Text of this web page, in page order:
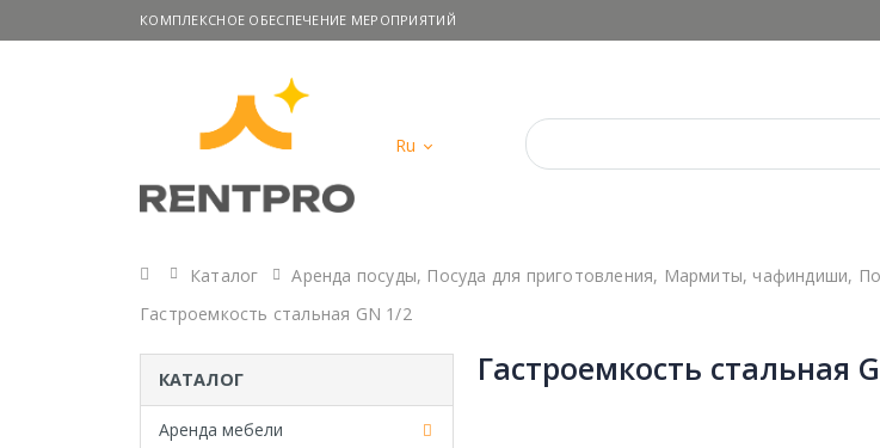
КОМПЛЕКСНОЕ ОБЕСПЕЧЕНИЕ МЕРОПРИЯТИЙ
Ru
Главная
Каталог Аренда посуды, Посуда для приготовления, Мармиты, чафиндиши,
Гастроемкость стальная GN 1/2
Гастроемкость стальная
КАТАЛОГ
Аренда мебели